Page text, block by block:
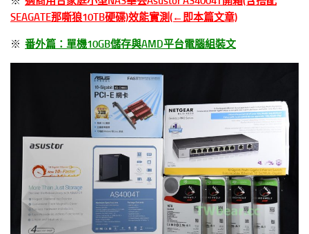
SEAGATE那嘶狼10TB硬碟)效能實測(←即本篇文章)
※ 番外篇：單機10GB儲存與AMD平台電腦組裝文